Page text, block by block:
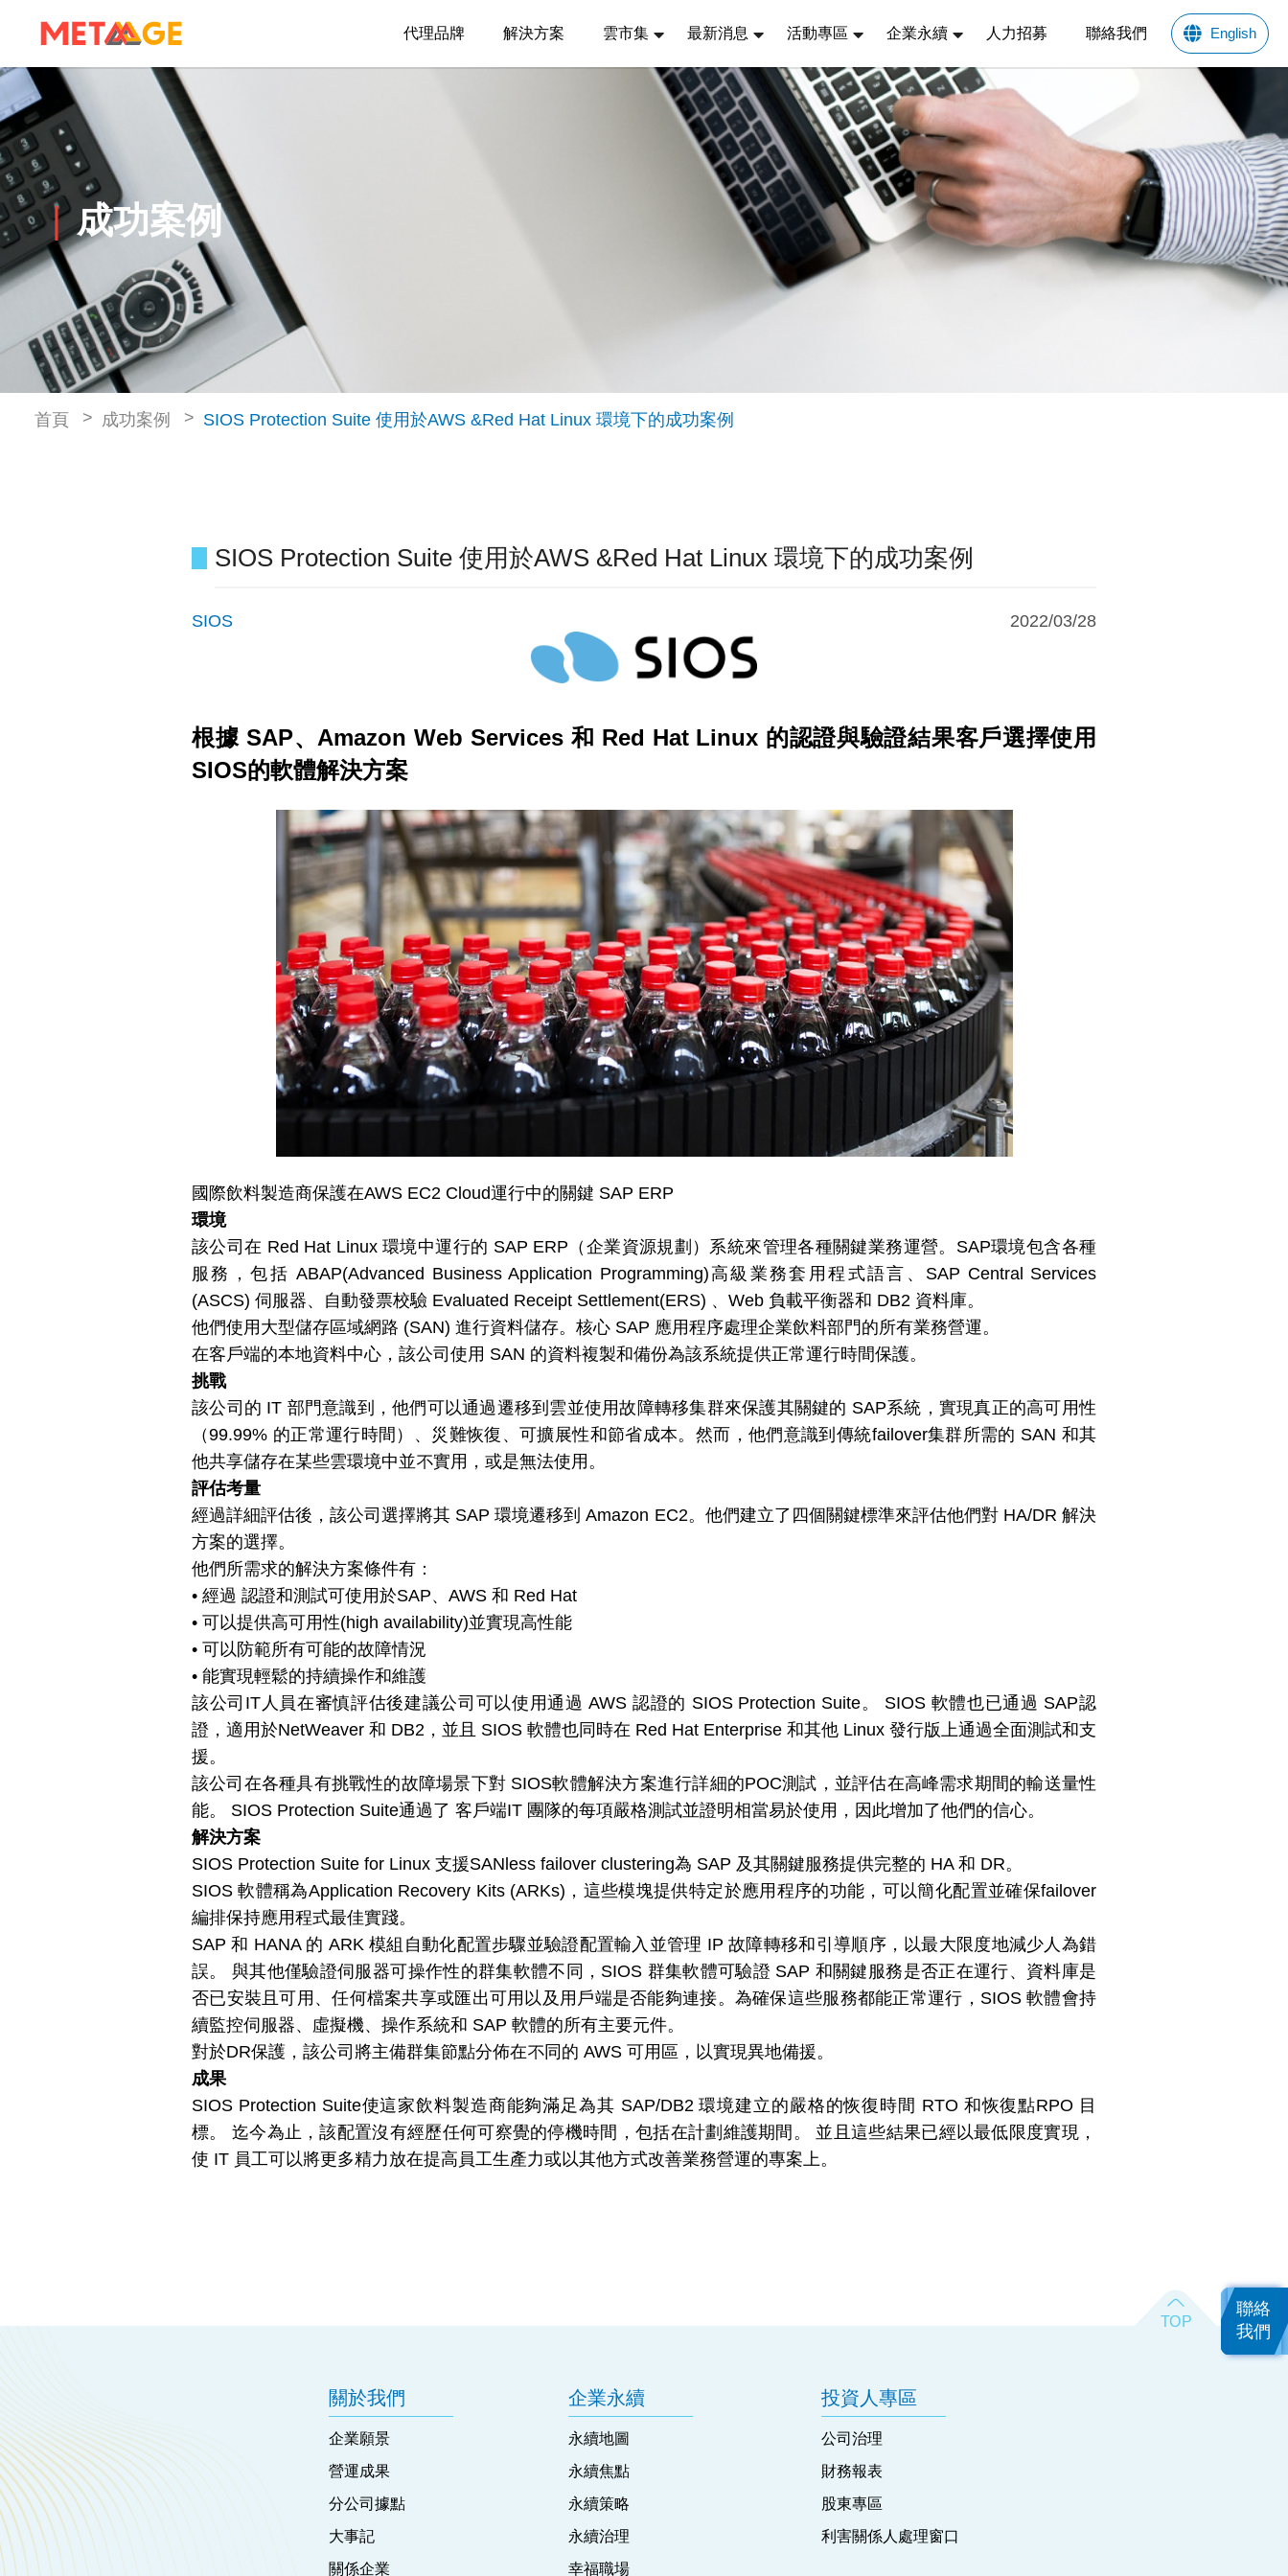
代理品牌 解決方案 雲市集 最新消息 活動專區 企業永續 人力招募 聯絡我們 English
成功案例
首頁 成功案例 SIOS Protection Suite 使用於AWS &Red Hat Linux 環境下的成功案例
SIOS Protection Suite 使用於AWS &Red Hat Linux 環境下的成功案例
SIOS 2022/03/28
根據 SAP、Amazon Web Services 和 Red Hat Linux 的認證與驗證結果客戶選擇使用
SIOS的軟體解決方案
國際飲料製造商保護在AWS EC2 Cloud運行中的關鍵 SAP ERP
環境
該公司在 Red Hat Linux 環境中運行的 SAP ERP（企業資源規劃）系統來管理各種關鍵業務運營。SAP環境包含各種
服務，包括 ABAP(Advanced Business Application Programming)高級業務套用程式語言、SAP Central Services
(ASCS) 伺服器、自動發票校驗 Evaluated Receipt Settlement(ERS) 、Web 負載平衡器和 DB2 資料庫。
他們使⽤⼤型儲存區域網路 (SAN) 進行資料儲存。核⼼ SAP 應⽤程序處理企業飲料部門的所有業務營運。
在客戶端的本地資料中⼼，該公司使⽤ SAN 的資料複製和備份為該系統提供正常運行時間保護。
挑戰
該公司的 IT 部⾨意識到，他們可以通過遷移到雲並使⽤故障轉移集群來保護其關鍵的 SAP系統，實現真正的⾼可⽤性
（99.99% 的正常運行時間）、災難恢復、可擴展性和節省成本。然⽽，他們意識到傳統failover集群所需的 SAN 和其
他共享儲存在某些雲環境中並不實⽤，或是無法使⽤。
評估考量
經過詳細評估後，該公司選擇將其 SAP 環境遷移到 Amazon EC2。他們建⽴了四個關鍵標準來評估他們對 HA/DR 解決
方案的選擇。
他們所需求的解決方案條件有：
• 經過 認證和測試可使用於SAP、AWS 和 Red Hat
• 可以提供高可用性(high availability)並實現高性能
• 可以防範所有可能的故障情況
• 能實現輕鬆的持續操作和維護
該公司IT人員在審慎評估後建議公司可以使用通過 AWS 認證的 SIOS Protection Suite。 SIOS 軟體也已通過 SAP認
證，適用於NetWeaver 和 DB2，並且 SIOS 軟體也同時在 Red Hat Enterprise 和其他 Linux 發行版上通過全⾯測試和⽀
援。
該公司在各種具有挑戰性的故障場景下對 SIOS軟體解決方案進行詳細的POC測試，並評估在⾼峰需求期間的輸送量性
能。 SIOS Protection Suite通過了 客戶端IT 團隊的每項嚴格測試並證明相當易於使⽤，因此增加了他們的信心。
解決方案
SIOS Protection Suite for Linux ⽀援SANless failover clustering為 SAP 及其關鍵服務提供完整的 HA 和 DR。
SIOS 軟體稱為Application Recovery Kits (ARKs)，這些模塊提供特定於應用程序的功能，可以簡化配置並確保failover
編排保持應用程式最佳實踐。
SAP 和 HANA 的 ARK 模組自動化配置步驟並驗證配置輸入並管理 IP 故障轉移和引導順序，以最大限度地減少人為錯
誤。 與其他僅驗證伺服器可操作性的群集軟體不同，SIOS 群集軟體可驗證 SAP 和關鍵服務是否正在運行、資料庫是
否已安裝且可用、任何檔案共享或匯出可用以及用戶端是否能夠連接。為確保這些服務都能正常運行，SIOS 軟體會持
續監控伺服器、虛擬機、操作系統和 SAP 軟體的所有主要元件。
對於DR保護，該公司將主備群集節點分佈在不同的 AWS 可⽤區，以實現異地備援。
成果
SIOS Protection Suite使這家飲料製造商能夠滿足為其 SAP/DB2 環境建立的嚴格的恢復時間 RTO 和恢復點RPO 目
標。 迄今為止，該配置沒有經歷任何可察覺的停機時間，包括在計劃維護期間。 並且這些結果已經以最低限度實現，
使 IT 員工可以將更多精力放在提高員工生產力或以其他方式改善業務營運的專案上。
關於我們
企業願景
營運成果
分公司據點
大事記
關係企業
企業永續
永續地圖
永續焦點
永續策略
永續治理
幸福職場
投資人專區
公司治理
財務報表
股東專區
利害關係人處理窗口
聯絡
我們